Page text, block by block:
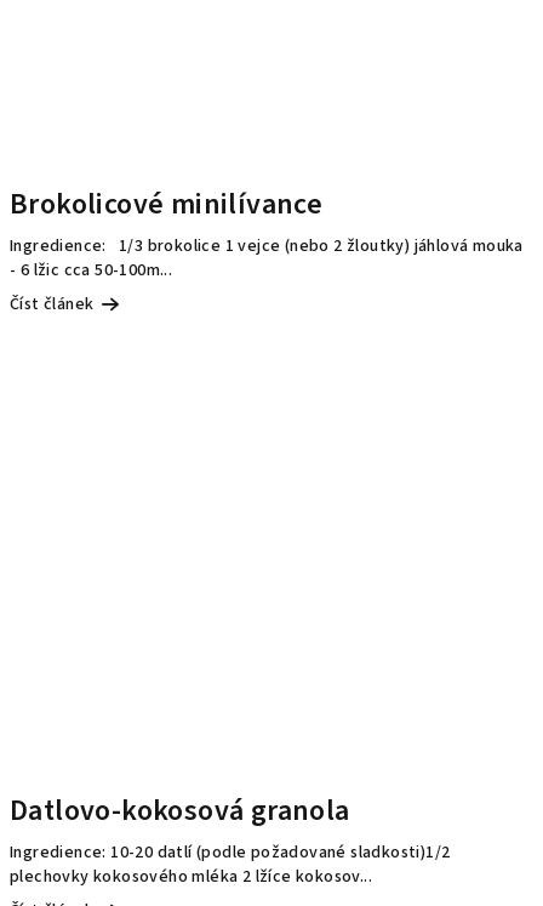
Brokolicové minilívance
Ingredience: 1/3 brokolice 1 vejce (nebo 2 žloutky) jáhlová mouka
- 6 lžic cca 50-100m...
Číst článek
Datlovo-kokosová granola
Ingredience: 10-20 datlí (podle požadované sladkosti)1/2
plechovky kokosového mléka 2 lžíce kokosov...